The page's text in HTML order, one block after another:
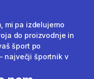
mi pa izdelujemo
do proizvodnje in
šport po
največji športnik v